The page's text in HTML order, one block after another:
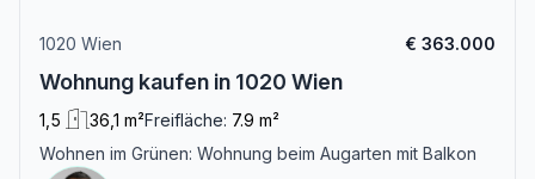
1020 Wien € 363.000
Wohnung kaufen in 1020 Wien
1,5 36,1 m²Freifläche: 7.9 m²
Wohnen im Grünen: Wohnung beim Augarten mit Balkon